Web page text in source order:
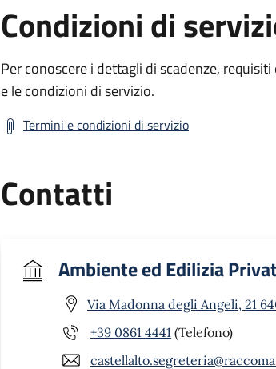
Condizioni di
Per conoscere i dettagli di scadenze,
e le condizioni di servizio.
Termini e condizioni di servizio
Contatti
Ambiente ed Edilizia
Via Madonna degli Angeli, 21
+39 0861 4441 (Telefono)